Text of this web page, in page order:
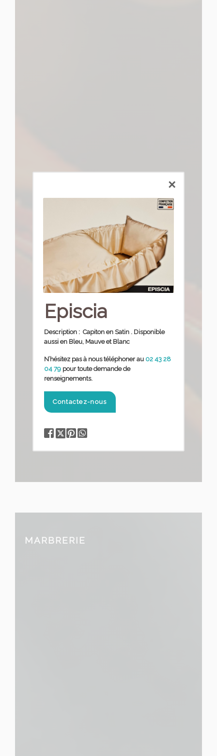
MARBRERIE
Episcia
Description : Capiton en Satin . Disponible
aussi en Bleu, Mauve et Blanc
N’hésitez pas à nous téléphonerau 02 43 28
04 79 pour toute demande de
renseignements.
Contactez-nous